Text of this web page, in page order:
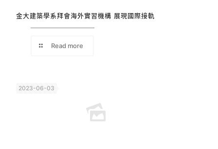
金大建築學系拜會海外實習機構 展現國際接軌
Read more
2023-06-03